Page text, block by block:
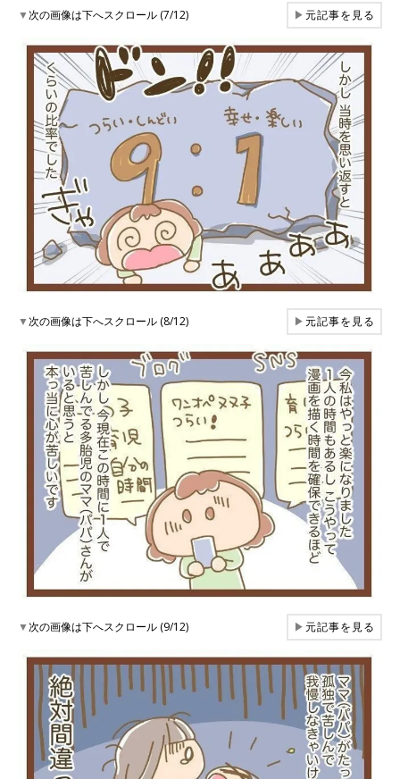
▼次の画像は下へスクロール (7/12) ▶元記事を見る
▼次の画像は下へスクロール (8/12) ▶元記事を見る
▼次の画像は下へスクロール (9/12) ▶元記事を見る